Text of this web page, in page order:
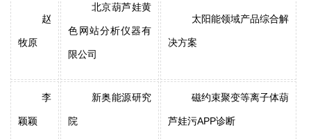
赵
牧原
北京葫芦娃黄
色网站分析仪器有
限公司
太阳能领域产品综合解
决方案
李
颖颖
新奥能源研究
院
磁约束聚变等离子体葫
芦娃污APP诊断